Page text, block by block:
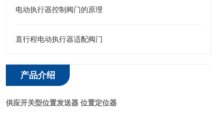
电动执行器控制阀门的原理
直行程电动执行器适配阀门
产品介绍
供应开关型位置发送器 位置定位器